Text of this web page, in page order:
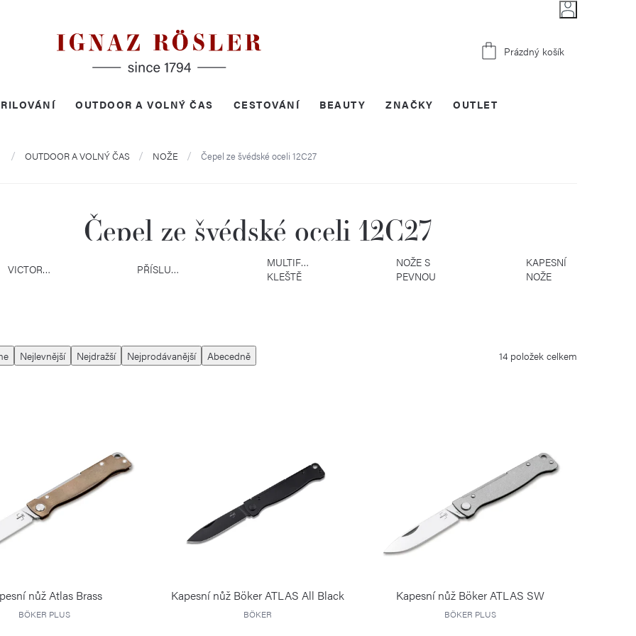
Nákupní
Prázdný košík
OUTDOOR A VOLNÝ ČAS CESTOVÁNÍ BEAUTY OUTLET
ZNAČKY
DomůOUTDOOR A VOLNÝ ČAS NOŽE Čepel ze švédské oceli 12C27
Čepel ze švédské oceli 12C27
VICTORINOX PŘÍSLUŠENSTVÍ
MULTIFUNKČNÍ
KLEŠTĚ
NOŽE S
PEVNOU
KAPESNÍ
NOŽE
Nejlevnější Nejdražší Nejprodávanější Abecedně 14 položek celkem
nůž Atlas Brass
BÖKER PLUS
Kapesní nůž Böker ATLAS All Black
BÖKER
Kapesní nůž Böker ATLAS SW
BÖKER PLUS